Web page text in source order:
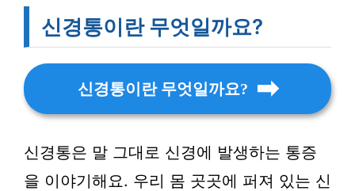
신경통이란 무엇일까요?
신경통이란 무엇일까요?
신경통은 말 그대로 신경에 발생하는 통증
을 이야기해요. 우리 몸 곳곳에 퍼져 있는 신